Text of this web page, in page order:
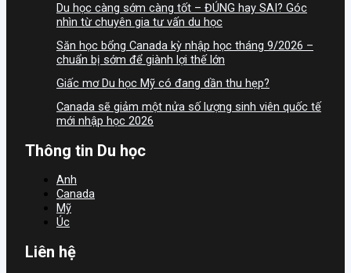
Du học càng sớm càng tốt – ĐÚNG hay SAI? Góc
nhìn từ chuyên gia tư vấn du học
Săn học bổng Canada kỳ nhập học tháng 9/2026 –
chuẩn bị sớm để giành lợi thế lớn
Giấc mơ Du học Mỹ có đang dần thu hẹp?
Canada sẽ giảm một nửa số lượng sinh viên quốc tế
mới nhập học 2026
Thông tin Du học
Anh
Canada
Mỹ
Úc
Liên hệ